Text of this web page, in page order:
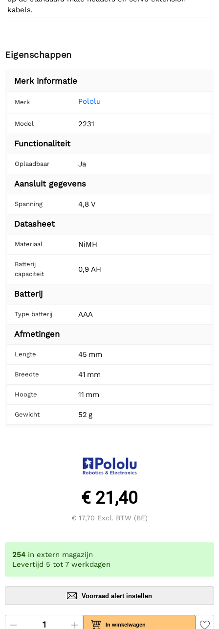
kabels.
Eigenschappen
Merk informatie
Merk Pololu
Model 2231
Functionaliteit
Oplaadbaar Ja
Aansluit gegevens
Spanning 4,8 V
Datasheet
Materiaal NiMH
Batterij
capaciteit
0,9 AH
Batterij
Type batterij AAA
Afmetingen
Lengte 45 mm
Breedte 41 mm
Hoogte 11 mm
Gewicht 52 g
€ 21,40
€ 17,70 Excl. BTW (BE)
254 in extern magazijn
Levertijd 5 tot 7 werkdagen
Voorraad alert instellen
In winkelwagen